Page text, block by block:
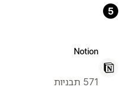
5
Notion
571 תבניות